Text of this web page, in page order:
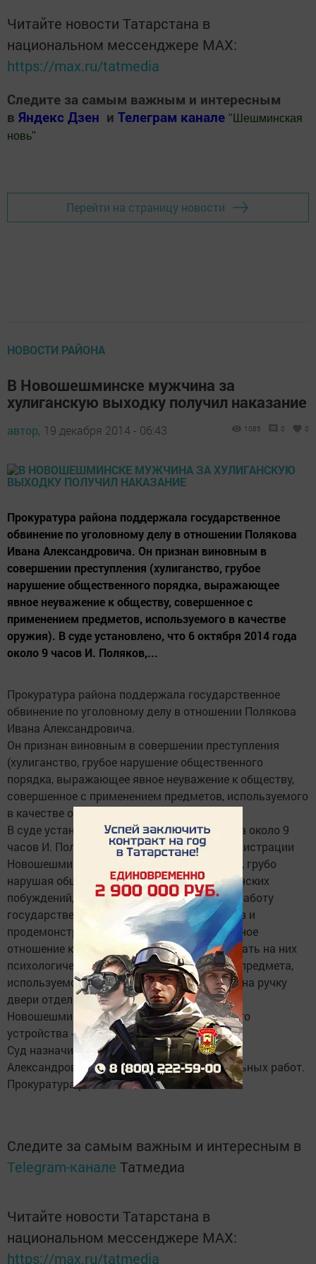
Читайте новости Татарстана в
национальном мессенджере MАХ:
https://max.ru/tatmedia
Следите за самым важным и интересным
в Яндекс Дзен и Телеграм канале " Шешминская
новь"
Перейти на страницу новости
НОВОСТИ РАЙОНА
В Новошешминске мужчина за
хулиганскую выходку получил наказание
автор, 19 декабря 2014 - 06:43 1085 0 0
Прокуратура района поддержала государственное
обвинение по уголовному делу в отношении Полякова
Ивана Александровича. Он признан виновным в
совершении преступления (хулиганство, грубое
нарушение общественного порядка, выражающее
явное неуважение к обществу, совершенное с
применением предметов, используемого в качестве
оружия). В суде установлено, что 6 октября 2014 года
около 9 часов И. Поляков,...
Прокуратура района поддержала государственное
обвинение по уголовному делу в отношении Полякова
Ивана Александровича.
Он признан виновным в совершении преступления
(хулиганство, грубое нарушение общественного
порядка, выражающее явное неуважение к обществу,
совершенное с применением предметов, используемого
в качестве оружия).
В суде установлено, что 6 октября 2014 года около 9
часов И. Поляков, находясь в здании администрации
Новошешминского муниципального района, грубо
нарушая общественный порядок, из хулиганских
побуждений, в целях сорвать нормальную работу
государственных и муниципальных органов и
продемонстрировать свое пренебрежительное
отношение к обществу и окружающим, оказать на них
психологическое давление, с применением предмета,
используемого в качестве оружия, повесил на ручку
двери отдела Пенсионного фонда по
Новошешминскому району муляж взрывного
устройства - ручной гранаты Ф-1.
Суд назначил наказание Полякову Ивану
Александровичу в виде 280 часов обязательных работ.
Прокуратура района
Следите за самым важным и интересным в
Telegram-канале Татмедиа
Читайте новости Татарстана в
национальном мессенджере MАХ:
https://max.ru/tatmedia